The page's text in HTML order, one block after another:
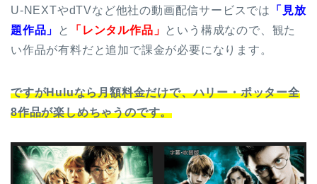
U-NEXTやdTVなど他社の動画配信サービスでは
「見放
題作品」
と 「レンタル作品」
という構成なので、観た
い作品が有料だと追加で課金が必要になります。
ですがHuluなら月額料金だけで、ハリー・ポッター全
8作品が楽しめちゃうのです。